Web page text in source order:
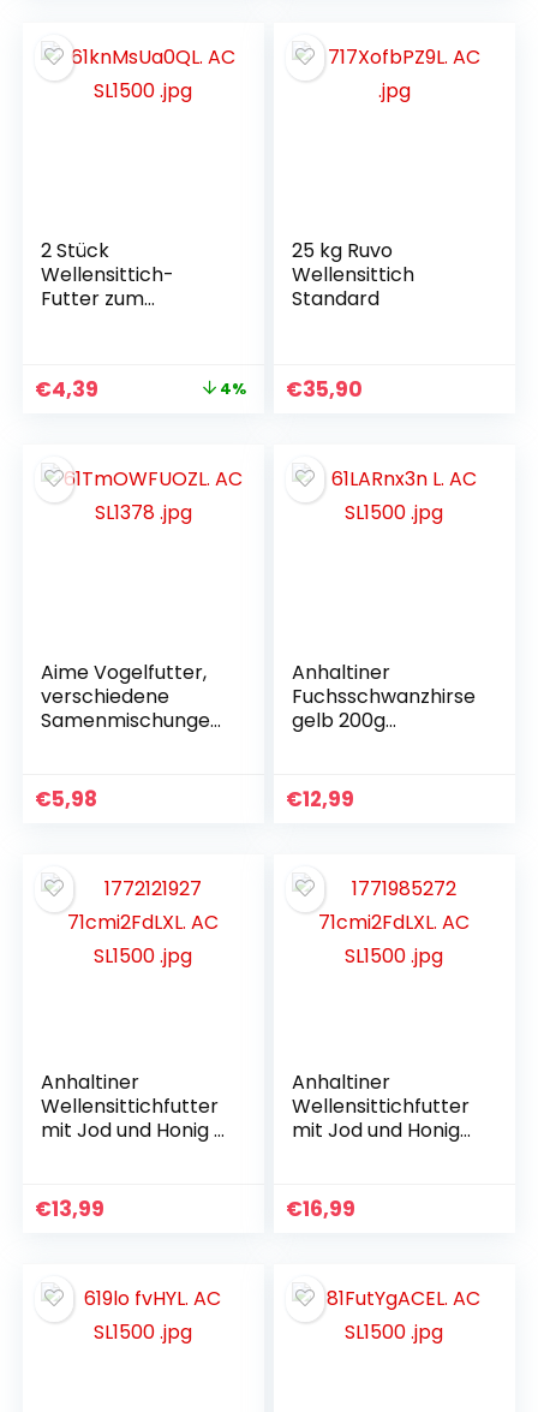
Zubehör für
Vogelkäfige,
Papageienspielzeu
2 Stück
Wellensittich-
Futter zum
Spielzeug,
Kleintier-Sittiche
für Vögel,
Papageien,
€4,39 4%
25 kg Ruvo
Wellensittich
Standard
€35,90
Aime Vogelfutter,
verschiedene
Samenmischungen
Himmelsvögel und
Wildtiere (2 Stück)
€5,98
Anhaltiner
Fuchsschwanzhirse
gelb 200g
Ziervögel Sittiche
und Kanarienvögel
€12,99
Anhaltiner
Wellensittichfutter
mit Jod und Honig 1
und Honig
€13,99
Anhaltiner
Wellensittichfutter
mit Jod und Honig
und Honig
€16,99